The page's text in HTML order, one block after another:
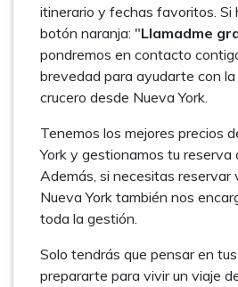
itinerario y fechas favoritos. Si
botón naranja: "Llamadme
pondremos en contacto
brevedad para ayudarte con
crucero desde Nueva York.
Tenemos los mejores precios
York y gestionamos tu reserva
Además, si necesitas reservar
Nueva York también nos
toda la gestión.
Solo tendrás que pensar en
prepararte para vivir un viaje